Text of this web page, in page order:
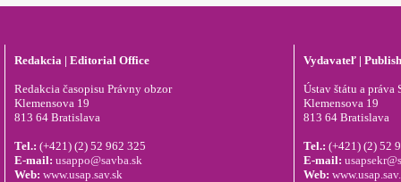
Redakcia | Editorial Office
Redakcia časopisu Právny obzor
Klemensova 19
813 64 Bratislava
Tel.: (+421) (2) 52 962 325
E-mail: usappo@savba.sk
Web: www.usap.sav.sk
Vydavateľ |
Ústav štátu a práva
Klemensova 19
813 64 Bratislava
Tel.: (+421) (2) 52
E-mail:
Web: